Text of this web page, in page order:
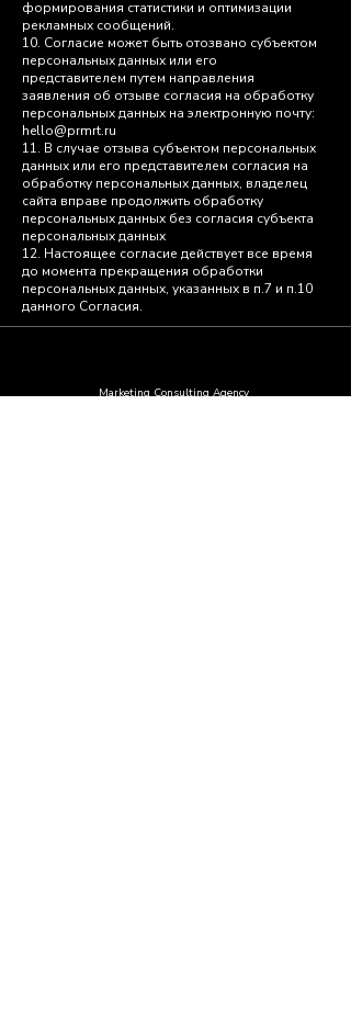
формирования статистики и оптимизации
рекламных сообщений.
10. Согласие может быть отозвано субъектом
персональных данных или его
представителем путем направления
заявления об отзыве согласия на обработку
персональных данных на электронную почту:
hello@prmrt.ru
11. В случае отзыва субъектом персональных
данных или его представителем согласия на
обработку персональных данных, владелец
сайта вправе продолжить обработку
персональных данных без согласия субъекта
персональных данных
12. Настоящее согласие действует все время
до момента прекращения обработки
персональных данных, указанных в п.7 и п.10
данного Согласия.
PREMIER
Marketing Consulting Agency